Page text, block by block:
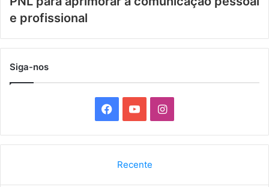
e profissional
Siga-nos
a
o
I
n
Recente